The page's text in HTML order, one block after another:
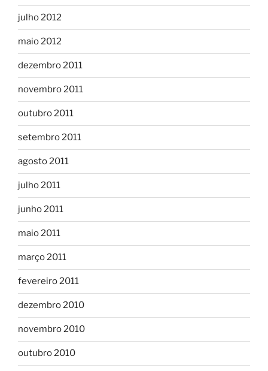
julho 2012
maio 2012
dezembro 2011
novembro 2011
outubro 2011
setembro 2011
agosto 2011
julho 2011
junho 2011
maio 2011
março 2011
fevereiro 2011
dezembro 2010
novembro 2010
outubro 2010